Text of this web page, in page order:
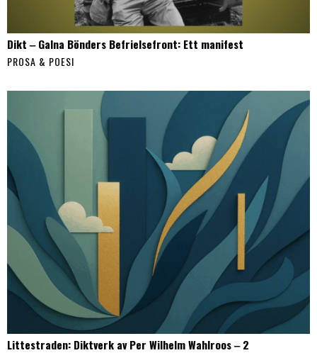
Dikt ‒ Galna Bönders Befrielsefront: Ett manifest
PROSA & POESI
Littestraden: Diktverk av Per Wilhelm Wahlroos ‒ 2